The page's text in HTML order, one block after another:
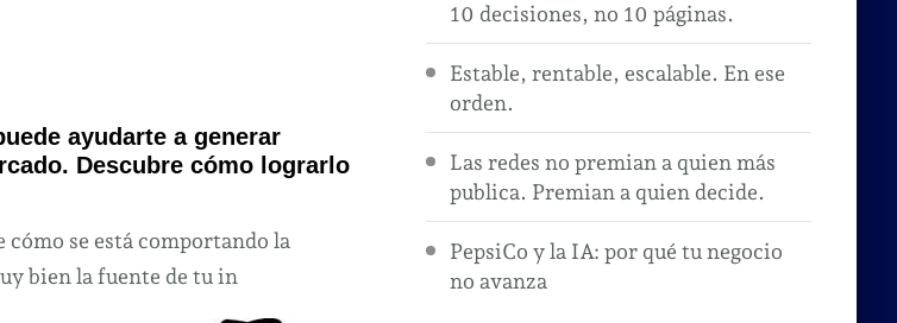
ayudarte a generar
Descubre cómo lograrlo
cómo se está comportando la
bien la fuente de tu in
10 decisiones, no 10 páginas.
Estable, rentable, escalable. En ese
orden.
Las redes no premian a quien más
publica. Premian a quien decide.
PepsiCo y la IA: por qué tu negocio
no avanza